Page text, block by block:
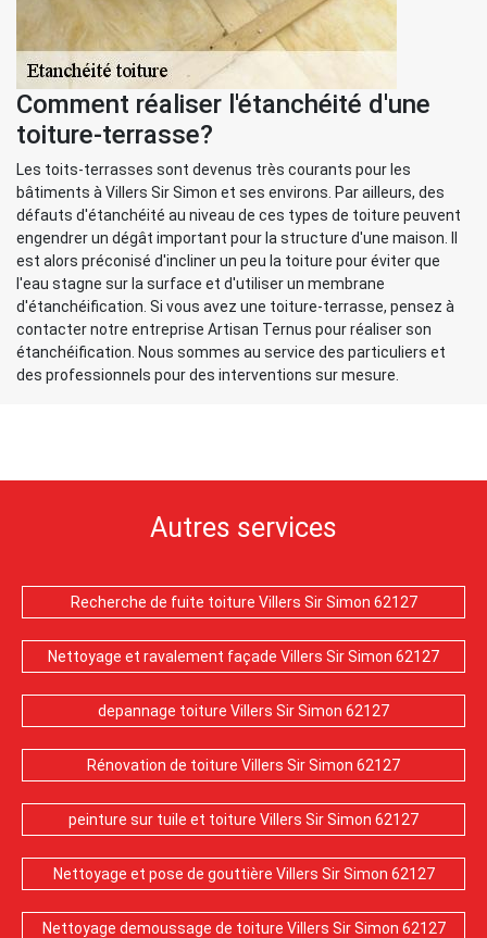
Comment réaliser l'étanchéité d'une
toiture-terrasse?
Les toits-terrasses sont devenus très courants pour les
bâtiments à Villers Sir Simon et ses environs. Par ailleurs, des
défauts d'étanchéité au niveau de ces types de toiture peuvent
engendrer un dégât important pour la structure d'une maison. Il
est alors préconisé d'incliner un peu la toiture pour éviter que
l'eau stagne sur la surface et d'utiliser un membrane
d'étanchéification. Si vous avez une toiture-terrasse, pensez à
contacter notre entreprise Artisan Ternus pour réaliser son
étanchéification. Nous sommes au service des particuliers et
des professionnels pour des interventions sur mesure.
Autres services
Recherche de fuite toiture Villers Sir Simon 62127
Nettoyage et ravalement façade Villers Sir Simon 62127
depannage toiture Villers Sir Simon 62127
Rénovation de toiture Villers Sir Simon 62127
peinture sur tuile et toiture Villers Sir Simon 62127
Nettoyage et pose de gouttière Villers Sir Simon 62127
Nettoyage demoussage de toiture Villers Sir Simon 62127